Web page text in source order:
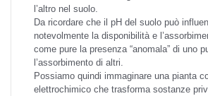
l’altro nel suolo.
Da ricordare che il pH del suolo può
notevolmente la disponibilità e
come pure la presenza “anomala” di uno
l’assorbimento di altri.
Possiamo quindi immaginare una pianta
elettrochimico che trasforma sostanze